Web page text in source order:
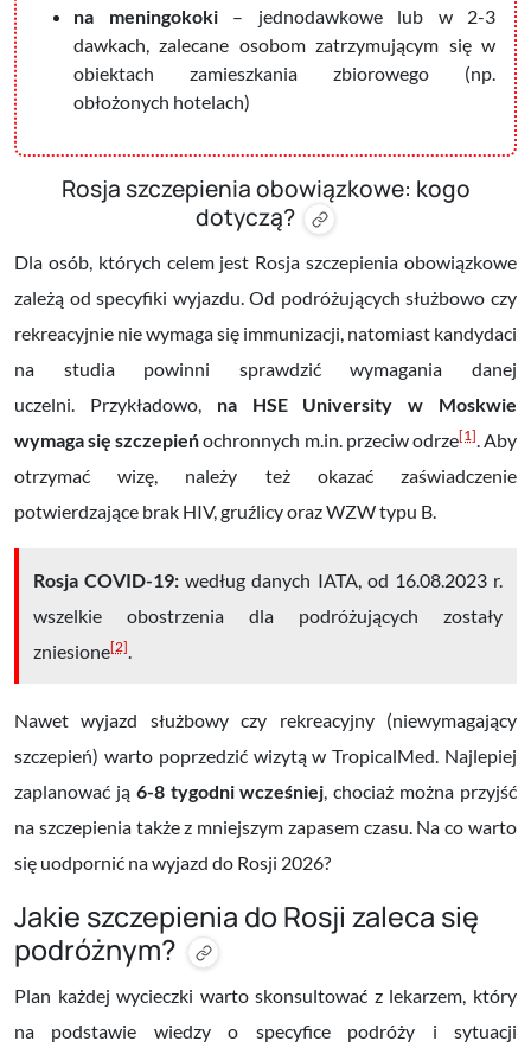
na meningokoki – jednodawkowe lub w 2-3
dawkach, zalecane osobom zatrzymującym się w
obiektach zamieszkania zbiorowego (np.
obłożonych hotelach)
Rosja szczepienia obowiązkowe: kogo
dotyczą?
Dla osób, których celem jest Rosja szczepienia obowiązkowe
zależą od specyfiki wyjazdu. Od podróżujących służbowo czy
rekreacyjnie nie wymaga się immunizacji, natomiast kandydaci
na studia powinni sprawdzić wymagania danej
uczelni. Przykładowo, na HSE University w Moskwie
wymaga się szczepieńochronnych m.in. przeciw odrze[1]. Aby
otrzymać wizę, należy też okazać zaświadczenie
potwierdzające brak HIV, gruźlicy oraz WZW typu B.
Rosja COVID-19: według danych IATA, od 16.08.2023 r.
wszelkie obostrzenia dla podróżujących zostały
zniesione[2].
Nawet wyjazd służbowy czy rekreacyjny (niewymagający
szczepień) warto poprzedzić wizytą w TropicalMed. Najlepiej
zaplanować ją 6-8 tygodni wcześniej, chociaż można przyjść
na szczepienia także z mniejszym zapasem czasu. Na co warto
się uodpornić na wyjazd do Rosji 2026?
Jakie szczepienia do Rosji zaleca się
podróżnym?
Plan każdej wycieczki warto skonsultować z lekarzem, który
na podstawie wiedzy o specyfice podróży i sytuacji